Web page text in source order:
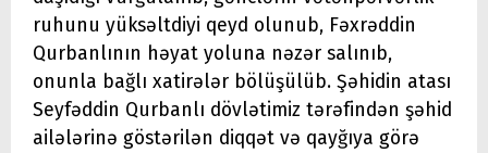
ruhunu yüksəltdiyi qeyd olunub, Fəxrəddin
Qurbanlının həyat yoluna nəzər salınıb,
onunla bağlı xatirələr bölüşülüb. Şəhidin atası
Seyfəddin Qurbanlı dövlətimiz tərəfindən şəhid
ailələrinə göstərilən diqqət və qayğıya görə